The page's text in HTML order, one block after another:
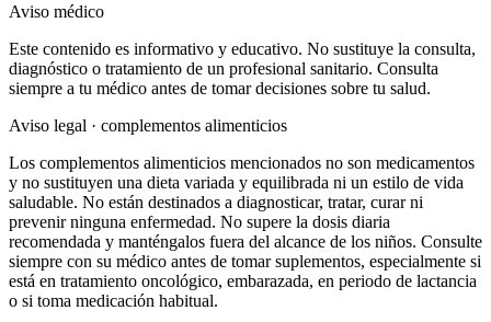
Aviso médico
Este contenido es informativo y educativo. No sustituye la consulta,
diagnóstico o tratamiento de un profesional sanitario. Consulta
siempre a tu médico antes de tomar decisiones sobre tu salud.
Aviso legal · complementos alimenticios
Los complementos alimenticios mencionados no son medicamentos
y no sustituyen una dieta variada y equilibrada ni un estilo de vida
saludable. No están destinados a diagnosticar, tratar, curar ni
prevenir ninguna enfermedad. No supere la dosis diaria
recomendada y manténgalos fuera del alcance de los niños. Consulte
siempre con su médico antes de tomar suplementos, especialmente si
está en tratamiento oncológico, embarazada, en periodo de lactancia
o si toma medicación habitual.